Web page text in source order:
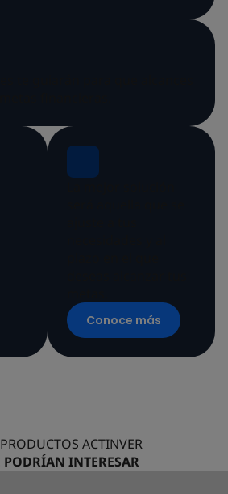
Conoce más
ACTINVER
PODRÍAN INTERESAR